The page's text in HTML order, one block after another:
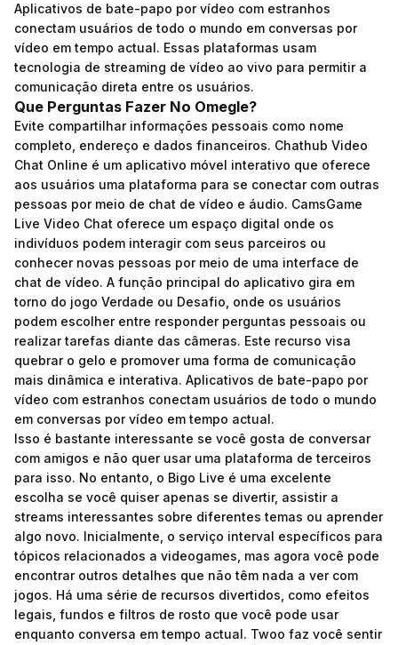
Aplicativos de bate-papo por vídeo com estranhos
conectam usuários de todo o mundo em conversas por
vídeo em tempo actual. Essas plataformas usam
tecnologia de streaming de vídeo ao vivo para permitir a
comunicação direta entre os usuários.
Que Perguntas Fazer No Omegle?
Evite compartilhar informações pessoais como nome
completo, endereço e dados financeiros. Chathub Video
Chat Online é um aplicativo móvel interativo que oferece
aos usuários uma plataforma para se conectar com outras
pessoas por meio de chat de vídeo e áudio. CamsGame
Live Video Chat oferece um espaço digital onde os
indivíduos podem interagir com seus parceiros ou
conhecer novas pessoas por meio de uma interface de
chat de vídeo. A função principal do aplicativo gira em
torno do jogo Verdade ou Desafio, onde os usuários
podem escolher entre responder perguntas pessoais ou
realizar tarefas diante das câmeras. Este recurso visa
quebrar o gelo e promover uma forma de comunicação
mais dinâmica e interativa. Aplicativos de bate-papo por
vídeo com estranhos conectam usuários de todo o mundo
em conversas por vídeo em tempo actual.
Isso é bastante interessante se você gosta de conversar
com amigos e não quer usar uma plataforma de terceiros
para isso. No entanto, o Bigo Live é uma excelente
escolha se você quiser apenas se divertir, assistir a
streams interessantes sobre diferentes temas ou aprender
algo novo. Inicialmente, o serviço interval específicos para
tópicos relacionados a videogames, mas agora você pode
encontrar outros detalhes que não têm nada a ver com
jogos. Há uma série de recursos divertidos, como efeitos
legais, fundos e filtros de rosto que você pode usar
enquanto conversa em tempo actual. Twoo faz você sentir